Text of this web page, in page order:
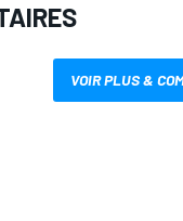
VOIR PLUS &